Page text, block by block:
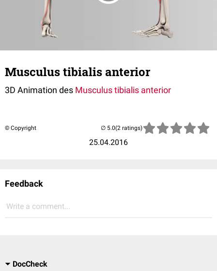
Musculus tibialis anterior
3D Animation des Musculus tibialis anterior
© Copyright
25.04.2016
(2 ratings)
Feedback
Write a comment...
DocCheck